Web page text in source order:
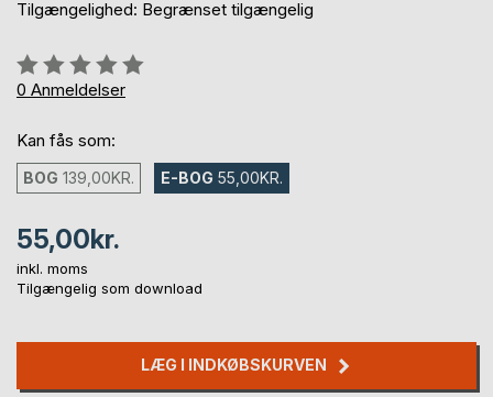
Tilgængelighed: Begrænset tilgængelig
Anmeldelse::
0%
0 Anmeldelser
Kan fås som:
BOG 139,00KR. E-BOG 55,00KR.
55,00kr.
inkl. moms
Tilgængelig som download
LÆG I INDKØBSKURVEN